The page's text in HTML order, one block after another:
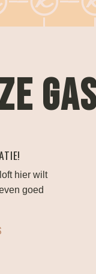
Het is
Ik ben
die hier